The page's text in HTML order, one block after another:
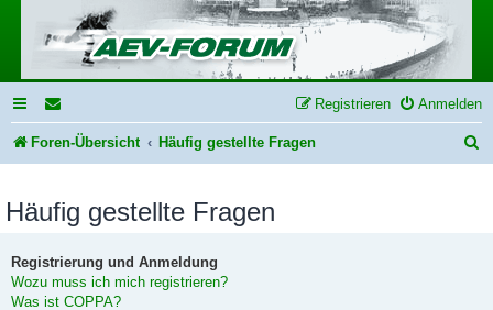
Anmelden
Registrieren
Foren-Übersicht Häufig gestellte Fragen
Häufig gestellte Fragen
Registrierung und Anmeldung
Wozu muss ich mich registrieren?
Was ist COPPA?